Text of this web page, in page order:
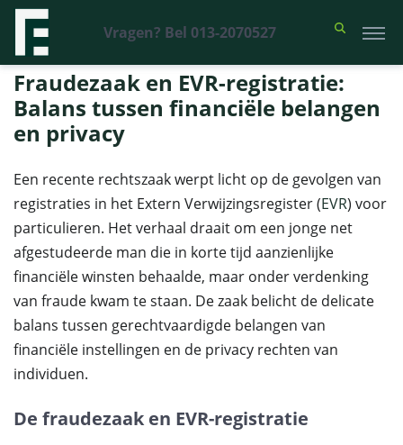
Vragen? Bel 013-2070527
Financieel Recht Advocaten >Uitspraken>Fraudezaak en EVR-
registratie: Balans tussen financiële belangen en privacy
Fraudezaak en EVR-registratie:
Balans tussen financiële belangen
en privacy
Een recente rechtszaak werpt licht op de gevolgen van
registraties in het Extern Verwijzingsregister (EVR) voor
particulieren. Het verhaal draait om een jonge net
afgestudeerde man die in korte tijd aanzienlijke
financiële winsten behaalde, maar onder verdenking
van fraude kwam te staan. De zaak belicht de delicate
balans tussen gerechtvaardigde belangen van
financiële instellingen en de privacy rechten van
individuen.
De fraudezaak en EVR-registratie